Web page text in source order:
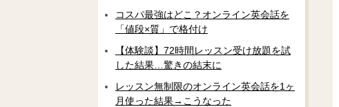
コスパ最強はどこ？オンライン英会話を
「値段×質」で格付け
【体験談】72時間レッスン受け放題を試
した結果…驚きの結末に
レッスン無制限のオンライン英会話を1ヶ
月使った結果→こうなった